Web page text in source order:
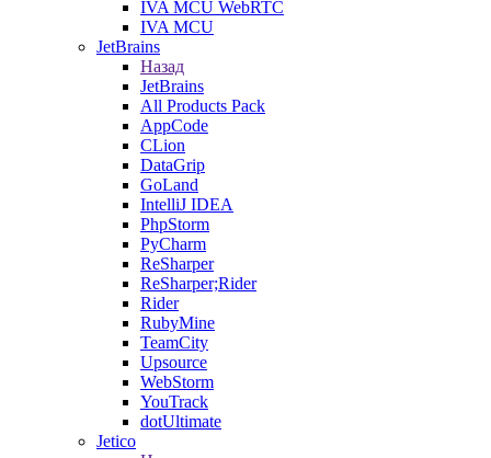
IVA MCU WebRTC
IVA MCU
JetBrains
Назад
JetBrains
All Products Pack
AppCode
CLion
DataGrip
GoLand
IntelliJ IDEA
PhpStorm
PyCharm
ReSharper
ReSharper;Rider
Rider
RubyMine
TeamCity
Upsource
WebStorm
YouTrack
dotUltimate
Jetico